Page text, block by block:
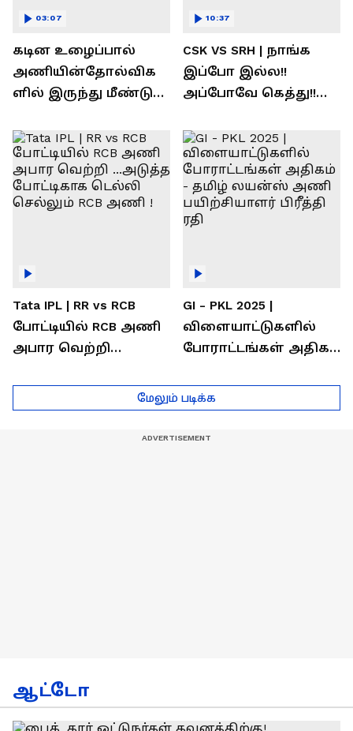
கடின உழைப்பால்
அணியின்தோல்விக
ளில் இருந்து மீண்டு
தமிழ் லைன்ஸ்
கேப்டன் சுமன்குர்ஜார்
03:07
CSK VS SRH | நாங்க
இப்போ இல்ல!!
அப்போவே கெத்து!!
சிஎஸ்கே ரசிகர்கள்
10:37
Tata IPL | RR vs RCB
போட்டியில் RCB அணி
அபார வெற்றி
டெல்லி செல்லும் RCB
அணி !
GI - PKL 2025 |
விளையாட்டுகளில்
போராட்டங்கள் அதிகம்
பயிற்சியாளர் பிரீத்தி
ரதி
மேலும் படிக்க
ஆட்டோ